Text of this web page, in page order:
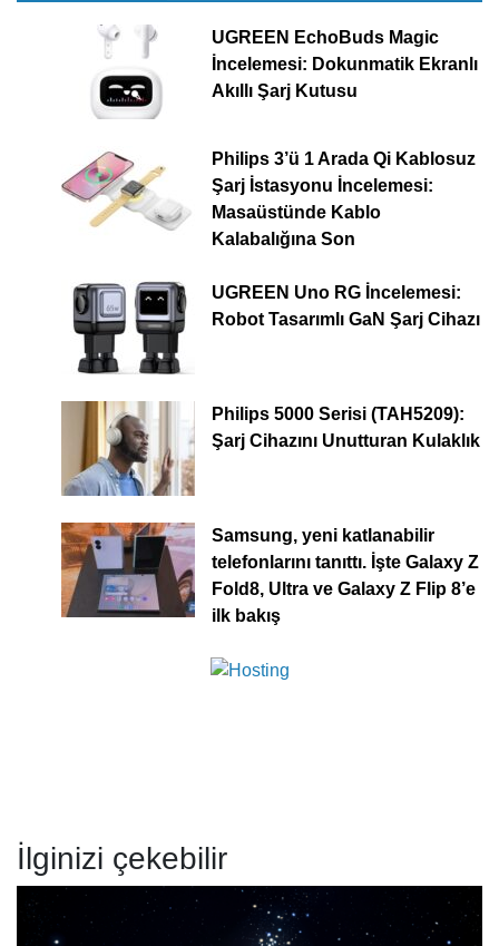
UGREEN EchoBuds Magic
İncelemesi: Dokunmatik Ekranlı
Akıllı Şarj Kutusu
Philips 3’ü 1 Arada Qi Kablosuz
Şarj İstasyonu İncelemesi:
Masaüstünde Kablo
Kalabalığına Son
UGREEN Uno RG İncelemesi:
Robot Tasarımlı GaN Şarj Cihazı
Philips 5000 Serisi (TAH5209):
Şarj Cihazını Unutturan Kulaklık
Samsung, yeni katlanabilir
telefonlarını tanıttı. İşte Galaxy Z
Fold8, Ultra ve Galaxy Z Flip 8’e
ilk bakış
İlginizi çekebilir